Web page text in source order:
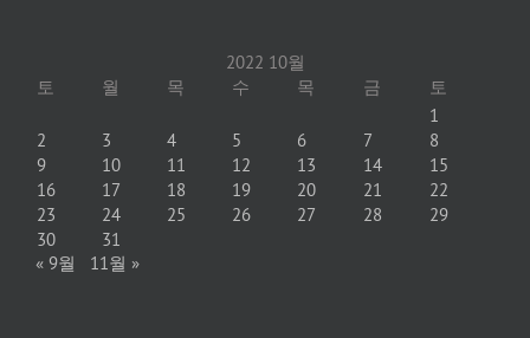
2022 10월
토 월 목 수 목 금 토
1
2
3 4 5 6 7
8
9
10 11 12 13 14
15
16
17 18 19 20 21
22
23
24 25 26 27 28
29
30
31
« 9월
11월 »